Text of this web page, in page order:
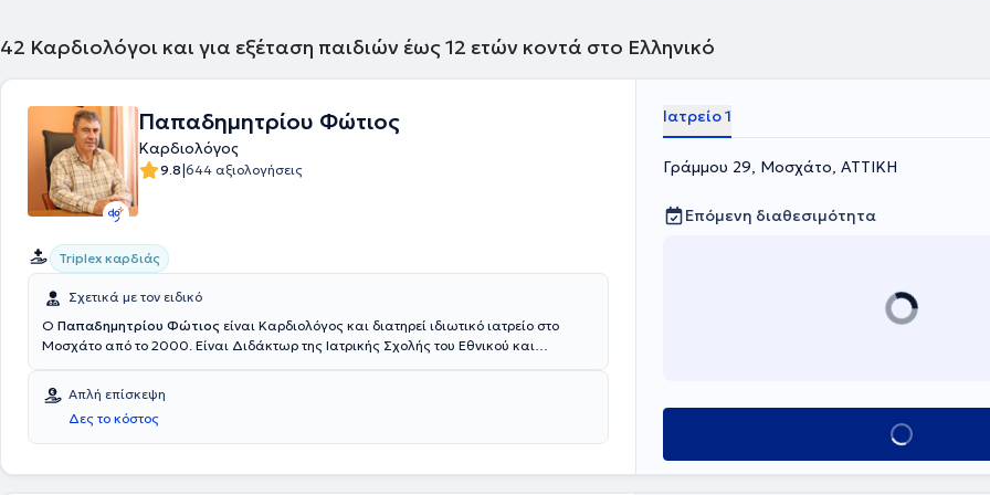
42 Καρδιολόγοι και για εξέταση παιδιών έως 12 ετών κοντά στο Ελληνικό
Παπαδημητρίου Φώτιος
Καρδιολόγος
9.8|644 αξιολογήσεις
Triplex καρδιάς
Σχετικά με τον ειδικό
Ο Παπαδημητρίου Φώτιος είναι Καρδιολόγος και διατηρεί ιδιωτικό ιατρείο στο
Μοσχάτο από το 2000. Είναι Διδάκτωρ της Ιατρικής Σχολής του Εθνικού και
ιδρύματος. Αποτελεί Συνεργάτη ιατρό της Καρδιοχειρουργικής Κλινικής του
Νοσοκομείου "Υγεία" και έχει διατελέσει Καρδιολόγος της Καρδιολογικής Κλινικής
του Γενικού Νοσοκομείου Αθηνών "Λαϊκό". Τέλος, ο ιατρός είναι μέλος της Ελληνικής
Καρδιολογικής Εταιρείας και της Ελληνικής Αντιυπερτασικής Εταιρείας και μιλάει
Απλή επίσκεψη
Δες το κόστος
Ιατρείο 1
Γράμμου 29, Μοσχάτο, ΑΤΤΙΚΗ
Επόμενη διαθεσιμότητα
Κλείσε ραντεβού